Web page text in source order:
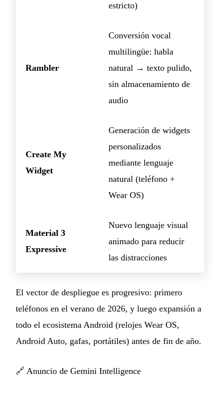
estricto)
Rambler
Conversión vocal
multilingüe: habla
natural → texto pulido,
sin almacenamiento de
audio
Create My
Widget
Generación de widgets
personalizados
mediante lenguaje
natural (teléfono +
Wear OS)
Material 3
Expressive
Nuevo lenguaje visual
animado para reducir
las distracciones
El vector de despliegue es progresivo: primero
teléfonos en el verano de 2026, y luego expansión a
todo el ecosistema Android (relojes Wear OS,
Android Auto, gafas, portátiles) antes de fin de año.
🔗 Anuncio de Gemini Intelligence